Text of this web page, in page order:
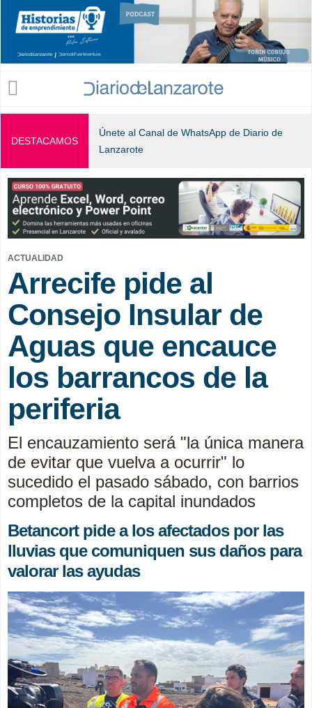
Jump to navigation
DESTACAMOS
Únete al Canal de WhatsApp de Diario de
Lanzarote
ACTUALIDAD
Arrecife pide al
Consejo Insular de
Aguas que encauce
los barrancos de la
periferia
El encauzamiento será "la única manera
de evitar que vuelva a ocurrir" lo
sucedido el pasado sábado, con barrios
completos de la capital inundados
Betancort pide a los afectados por las
lluvias que comuniquen sus daños para
valorar las ayudas